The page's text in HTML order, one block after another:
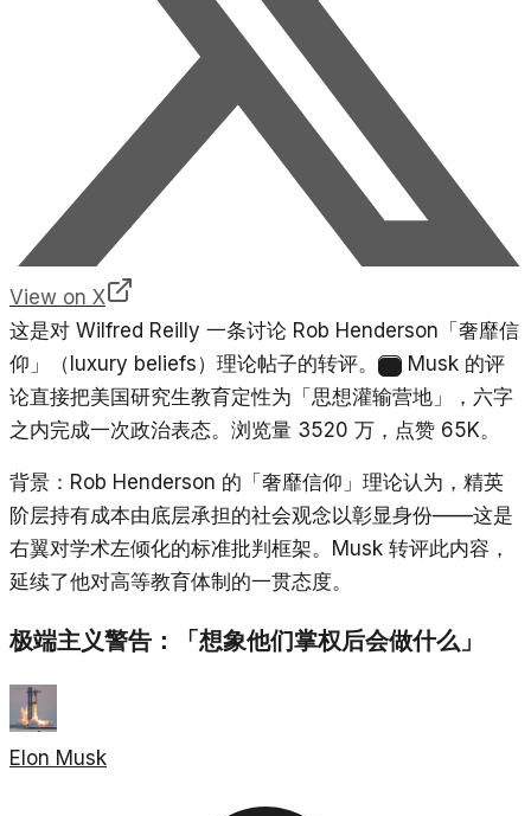
View on X
这是对 Wilfred Reilly 一条讨论 Rob Henderson「奢靡信
仰」（luxury beliefs）理论帖子的转评。
Musk 的评
论直接把美国研究生教育定性为「思想灌输营地」，六字
之内完成一次政治表态。浏览量 3520 万，点赞 65K。
背景：Rob Henderson 的「奢靡信仰」理论认为，精英
阶层持有成本由底层承担的社会观念以彰显身份——这是
右翼对学术左倾化的标准批判框架。Musk 转评此内容，
延续了他对高等教育体制的一贯态度。
极端主义警告：「想象他们掌权后会做什么」
Elon Musk